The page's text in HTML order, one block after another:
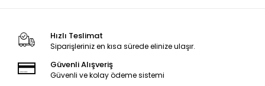
Hızlı Teslimat
Siparişleriniz en kısa sürede elinize ulaşır.
Güvenli Alışveriş
Güvenli ve kolay ödeme sistemi